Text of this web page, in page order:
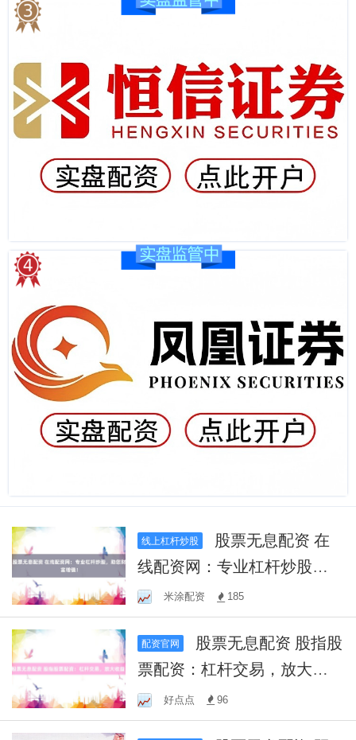
线上杠杆炒股
线配资网：专业杠杆炒股，
助您财富增值！
米涂配资 185
配资官网
票配资：杠杆交易，放大收
益！好点点 96